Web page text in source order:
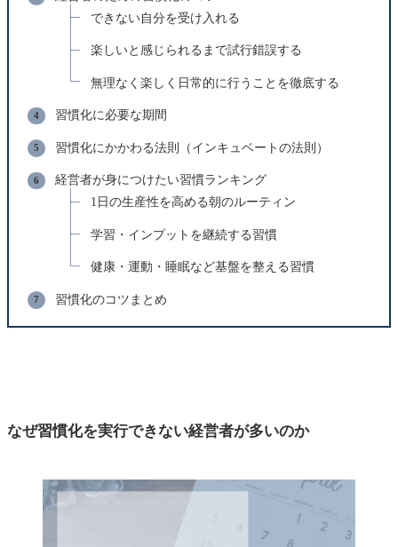
できない自分を受け入れる
楽しいと感じられるまで試行錯誤する
無理なく楽しく日常的に行うことを徹底する
習慣化に必要な期間
習慣化にかかわる法則（インキュベートの法則）
経営者が身につけたい習慣ランキング
1日の生産性を高める朝のルーティン
学習・インプットを継続する習慣
健康・運動・睡眠など基盤を整える習慣
習慣化のコツまとめ
なぜ習慣化を実行できない経営者が多いのか